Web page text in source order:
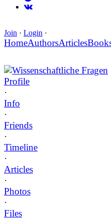
Join · Login ·
HomeAuthorsArticles
Wissenschaftliche Fragen
Profile
·
Info
·
Friends
·
Timeline
·
Articles
·
Photos
·
Files